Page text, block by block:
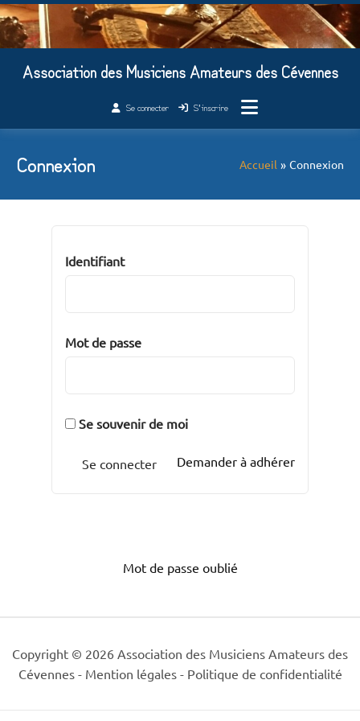
Passer
au
contenu
Association des Musiciens Amateurs des Cévennes
Se connecter S’inscrire
Connexion Accueil Connexion
Identifiant
Mot de passe
Se souvenir de moi
Demander à adhérer
Mot de passe oublié
Copyright © 2026 Association des Musiciens Amateurs des
Cévennes - Mention légales- Politique de confidentialité